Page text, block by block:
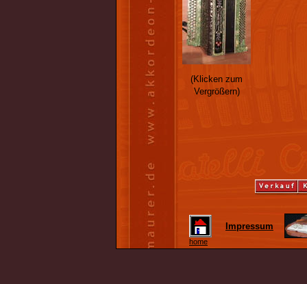
(Klicken zum
Vergrößern)
home
Impressum